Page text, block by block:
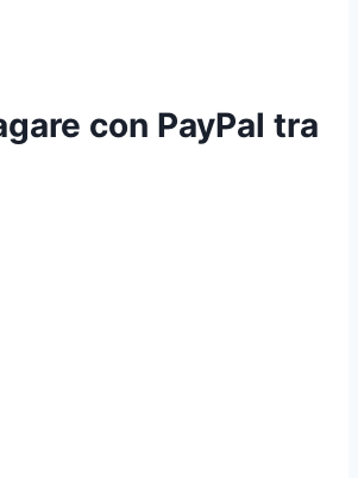
con PayPal tra